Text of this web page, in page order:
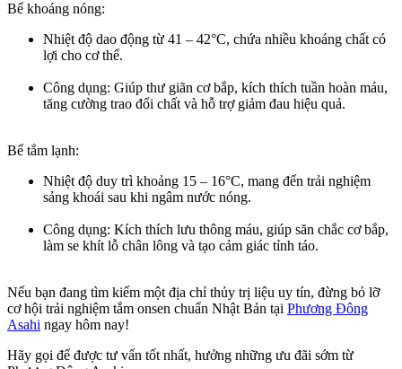
Bể khoáng nóng:
Nhiệt độ dao động từ 41 – 42°C, chứa nhiều khoáng chất có
lợi cho cơ thể.
Công dụng: Giúp thư giãn cơ bắp, kích thích tuần hoàn máu,
tăng cường trao đổi chất và hỗ trợ giảm đau hiệu quả.
Bể tắm lạnh:
Nhiệt độ duy trì khoảng 15 – 16°C, mang đến trải nghiệm
sảng khoái sau khi ngâm nước nóng.
Công dụng: Kích thích lưu thông máu, giúp săn chắc cơ bắp,
làm se khít lỗ chân lông và tạo cảm giác tỉnh táo.
Nếu bạn đang tìm kiếm một địa chỉ thủy trị liệu uy tín, đừng bỏ lỡ
cơ hội trải nghiệm tắm onsen chuẩn Nhật Bản tại Phương Đông
Asahi ngay hôm nay!
Hãy gọi để được tư vấn tốt nhất, hưởng những ưu đãi sớm từ